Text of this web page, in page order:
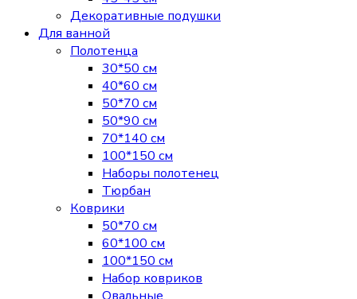
Декоративные подушки
Для ванной
Полотенца
30*50 см
40*60 см
50*70 см
50*90 см
70*140 см
100*150 см
Наборы полотенец
Тюрбан
Коврики
50*70 см
60*100 см
100*150 см
Набор ковриков